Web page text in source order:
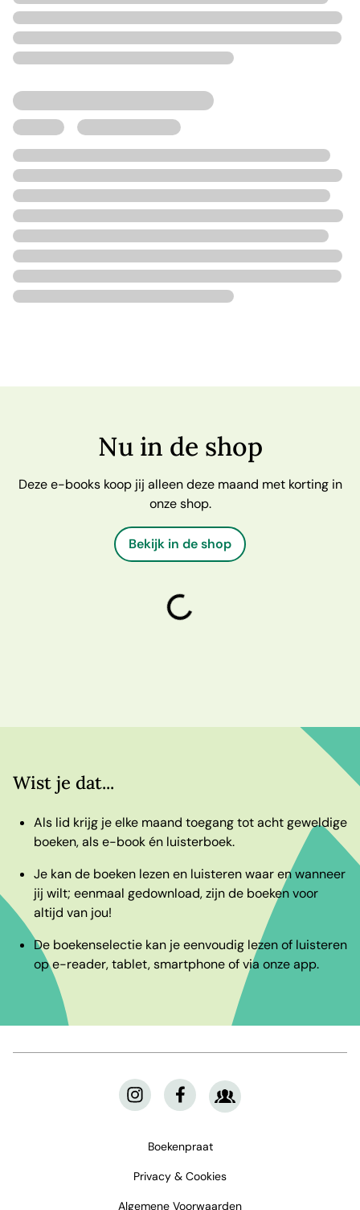
Nu in de shop
Deze e-books koop jij alleen deze maand met korting in
onze shop.
Bekijk in de shop
laden
Wist je dat...
Als lid krijg je elke maand toegang tot acht geweldige
boeken, als e-book én luisterboek.
Je kan de boeken lezen en luisteren waar en wanneer
jij wilt; eenmaal gedownload, zijn de boeken voor
altijd van jou!
De boekenselectie kan je eenvoudig lezen of luisteren
op e-reader, tablet, smartphone of via onze app.
Boekenpraat
Privacy & Cookies
Algemene Voorwaarden